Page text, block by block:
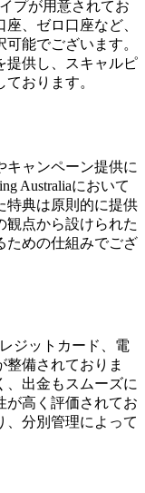
プが用意されてお
、ゼロ口座など、
能でございます。
提供し、スキャルピ
おります。
キャンペーン提供に
Australiaにおいて
特典は原則的に提供
観点から設けられた
ための仕組みでござ
ジットカード、電
備されておりま
、出金もスムーズに
が高く評価されてお
、分別管理によって